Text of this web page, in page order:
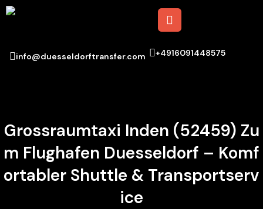
info@duesseldorftransfer.com +4916091448575
Grossraumtaxi Inden (52459) Zu
M Flughafen Duesseldorf – Komf
Ortabler Shuttle & Transportserv
Ice